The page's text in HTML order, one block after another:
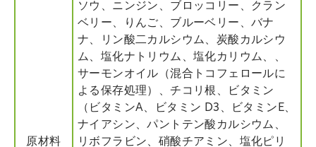
原材料
ソウ、ニンジン、ブロッコリー、クラン
ベリー、りんご、ブルーベリー、バナ
ナ、リン酸二カルシウム、炭酸カルシウ
ム、塩化ナトリウム、塩化カリウム、、
サーモンオイル（混合トコフェロールに
よる保存処理）、チコリ根、ビタミン
（ビタミンA、ビタミン D3、ビタミンE、
ナイアシン、パントテン酸カルシウム、
リボフラビン、硝酸チアミン、塩化ピリ